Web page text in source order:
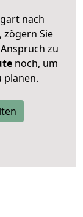
nach
zögern Sie
zu
noch, um
planen.